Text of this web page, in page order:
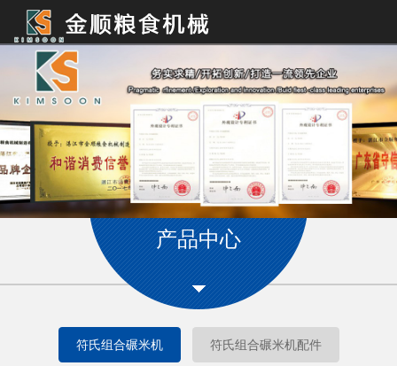
navigation
产品中心
符氏组合碾米机 符氏组合碾米机配件